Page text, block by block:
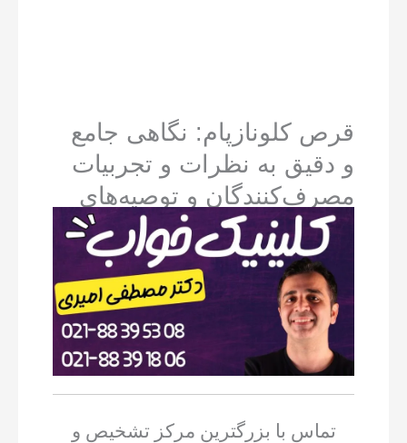
قرص کلونازپام: نگاهی جامع
و دقیق به نظرات و تجربیات
مصرف‌کنندگان و توصیه‌های
پزشکی
تماس با بزرگترین مرکز تشخیص و